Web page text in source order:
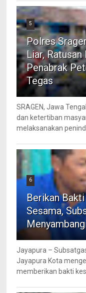
5
Polres
Liar,
Penabrak
Tegas
SRAGEN, Jawa
dan ketertiban
melaksanakan
6
Berikan
Sesama,
Jayapura –
Jayapura Kota
memberikan bakti